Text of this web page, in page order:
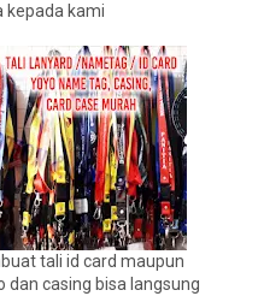
kepada kami
tali id card maupun
dan casing bisa langsung